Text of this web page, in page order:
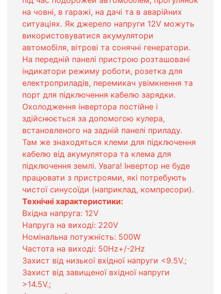
на човні, в гаражі, на дачі та в аварійних
ситуаціях. Як джерело напруги 12V можуть
використовуватися акумулятори
автомобіля, вітрові та сонячні генератори.
На передній панелі пристрою розташовані
індикатори режиму роботи, розетка для
електроприладів, перемикач увімкнення та
порт для підключення кабелю зарядки.
Охолодження інвертора постійне і
здійснюється за допомогою кулера,
встановленого на задній панелі приладу.
Там же знаходяться клеми для підключення
кабелю від акумулятора та клема для
підключення землі. Увага! Інвертор не буде
працювати з пристроями, які потребують
чистої синусоїди (наприклад, компресори).
Технічні характеристики:
Вхідна напруга: 12V
Напруга на виході: 220V
Номінальна потужність: 500W
Частота на виході: 50Hz+/-2Hz
Захист від низької вхідної напруги <9.5V.;
Захист від завищеної вхідної напруги
>14.5V.;